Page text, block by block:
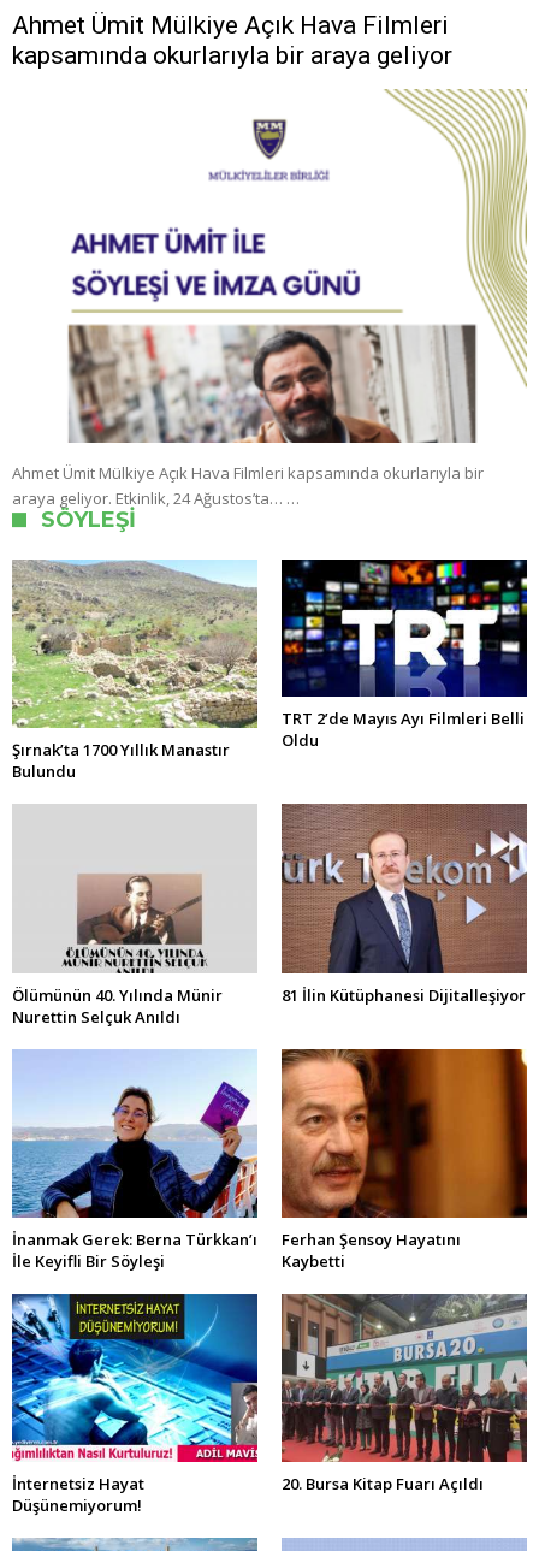
Ahmet Ümit Mülkiye Açık Hava Filmleri
kapsamında okurlarıyla bir araya geliyor
Ahmet Ümit Mülkiye Açık Hava Filmleri kapsamında okurlarıyla bir
araya geliyor. Etkinlik, 24 Ağustos’ta… …
SÖYLEŞI
Şırnak’ta 1700 Yıllık Manastır
Bulundu
TRT 2’de Mayıs Ayı Filmleri Belli
Oldu
Ölümünün 40. Yılında Münir
Nurettin Selçuk Anıldı
81 İlin Kütüphanesi Dijitalleşiyor
İnanmak Gerek: Berna Türkkan’ı
İle Keyifli Bir Söyleşi
Ferhan Şensoy Hayatını
Kaybetti
İnternetsiz Hayat
Düşünemiyorum!
20. Bursa Kitap Fuarı Açıldı